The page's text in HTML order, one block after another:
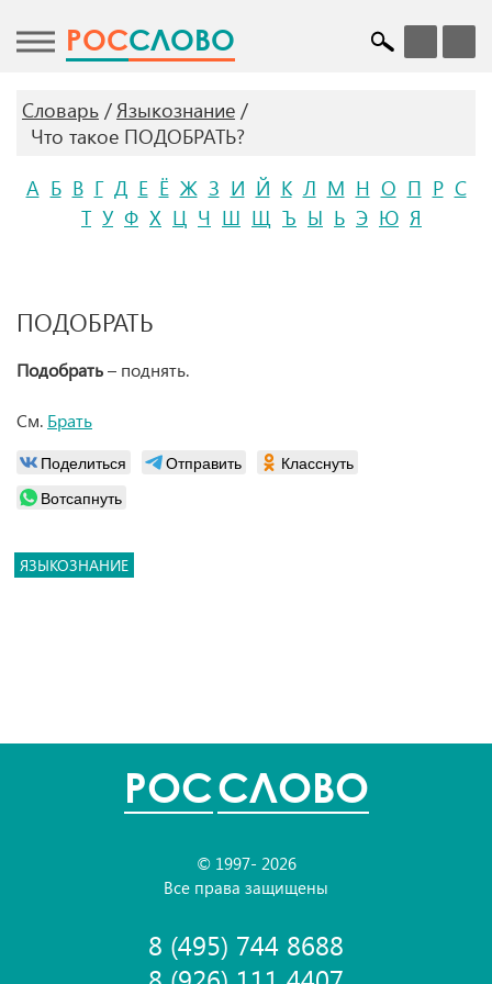
POCСЛОВО
Словарь
Языкознание
Что такое ПОДОБРАТЬ?
А Б В Г Д Е Ё Ж З И Й К Л М Н О П Р С
Т У Ф Х Ц Ч Ш Щ Ъ Ы Ь Э Ю Я
ПОДОБРАТЬ
Подобрать– поднять.
См. Брать
Поделиться Отправить
Класснуть
Вотсапнуть
ЯЗЫКОЗНАНИЕ
POCСЛОВО
© 1997- 2026
Все права защищены
8 (495) 744 8688